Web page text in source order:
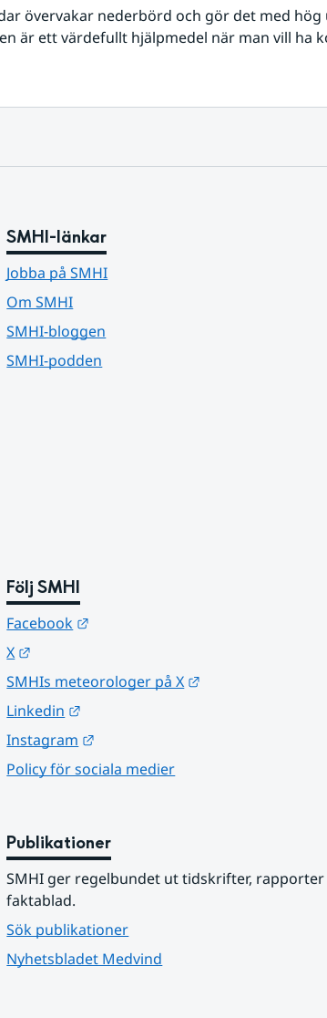
övervakar nederbörd och gör det med
är ett värdefullt hjälpmedel när man vill ha
SMHI-länkar
Jobba på SMHI
Om SMHI
SMHI-bloggen
SMHI-podden
Följ SMHI
Facebook
X
SMHIs meteorologer på X
Linkedin
Instagram
Policy för sociala medier
Publikationer
SMHI ger regelbundet ut tidskrifter, rapporter
faktablad.
Sök publikationer
Nyhetsbladet Medvind